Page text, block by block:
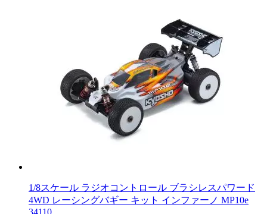
1/8スケール ラジオコントロール ブラシレスパワード
4WD レーシングバギー キット インファーノ MP10e